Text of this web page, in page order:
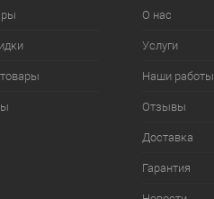
О нас
Услуги
Наши работы
Отзывы
Доставка
Гарантия